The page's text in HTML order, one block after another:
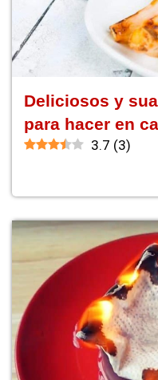
Deliciosos y
para hacer en
3.7 (3)